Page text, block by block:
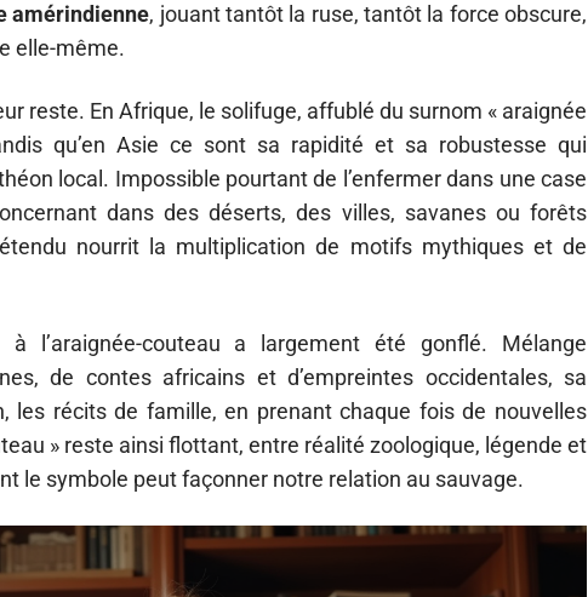
amérindienne, jouant tantôt la ruse, tantôt la force obscure,
elle-même.
reste. En Afrique, le solifuge, affublé du surnom « araignée
qu’en Asie ce sont sa rapidité et sa robustesse qui
local. Impossible pourtant de l’enfermer dans une case
dans des déserts, des villes, savanes ou forêts
nourrit la multiplication de motifs mythiques et de
à l’araignée-couteau a largement été gonflé. Mélange
de contes africains et d’empreintes occidentales, sa
les récits de famille, en prenant chaque fois de nouvelles
» reste ainsi flottant, entre réalité zoologique, légende et
le symbole peut façonner notre relation au sauvage.